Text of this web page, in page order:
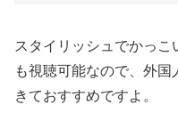
スタイリッシュでかっ
も視聴可能なので、外
きておすすめですよ。